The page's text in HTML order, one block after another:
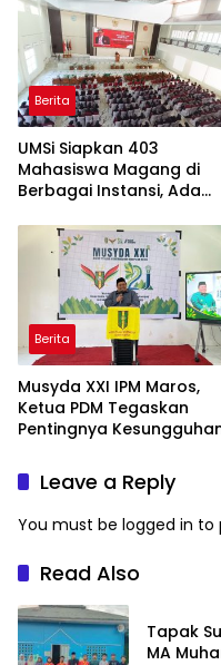
Berita
UMSi Siapkan 403
Mahasiswa Magang di
Berbagai Instansi, Ada
Taiwan
Berita
Musyda XXI IPM Maros,
Ketua PDM Tegaskan
Pentingnya
Leave a Reply
You must be logged in to
Read Also
Tapak
MA